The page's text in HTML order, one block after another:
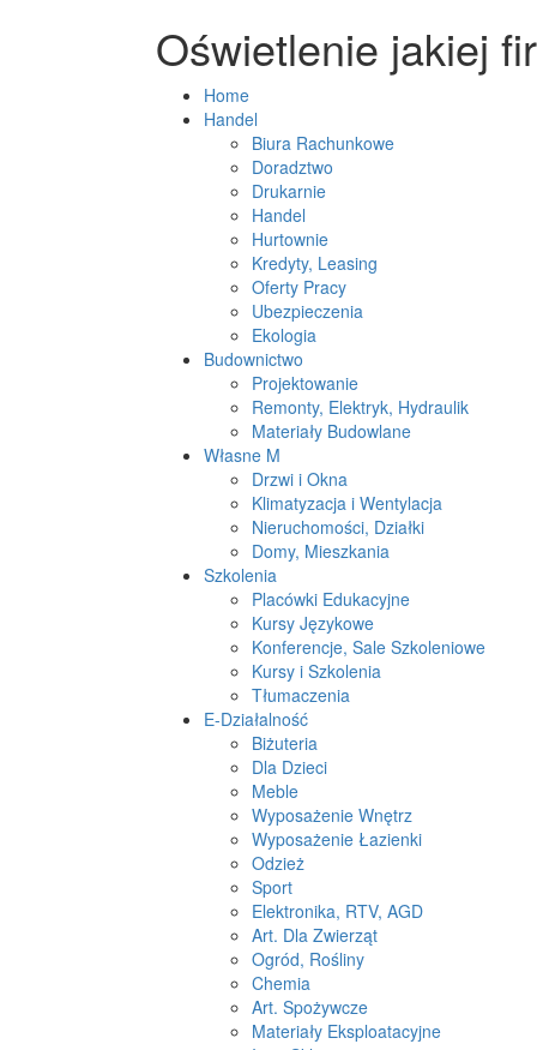
Oświetlenie jakiej
Home
Handel
Biura Rachunkowe
Doradztwo
Drukarnie
Handel
Hurtownie
Kredyty, Leasing
Oferty Pracy
Ubezpieczenia
Ekologia
Budownictwo
Projektowanie
Remonty, Elektryk, Hydraulik
Materiały Budowlane
Własne M
Drzwi i Okna
Klimatyzacja i Wentylacja
Nieruchomości, Działki
Domy, Mieszkania
Szkolenia
Placówki Edukacyjne
Kursy Językowe
Konferencje, Sale Szkoleniowe
Kursy i Szkolenia
Tłumaczenia
E-Działalność
Biżuteria
Dla Dzieci
Meble
Wyposażenie Wnętrz
Wyposażenie Łazienki
Odzież
Sport
Elektronika, RTV, AGD
Art. Dla Zwierząt
Ogród, Rośliny
Chemia
Art. Spożywcze
Materiały Eksploatacyjne